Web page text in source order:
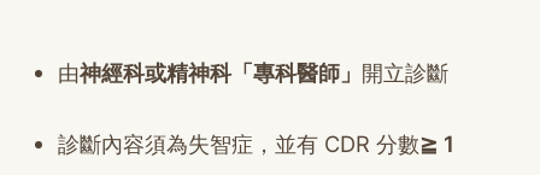
由神經科或精神科「專科醫師」 開立診斷
診斷內容須為失智症，並有 CDR 分數≧ 1